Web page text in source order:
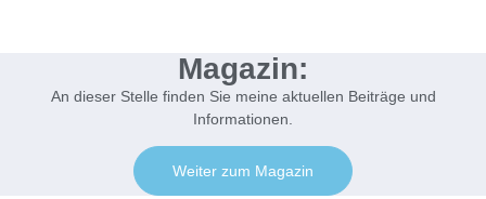
Magazin:
An dieser Stelle finden Sie meine aktuellen Beiträge und
Informationen.
Weiter zum Magazin